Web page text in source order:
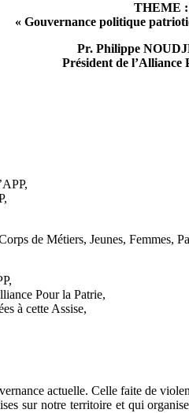
THEME :
« Gouvernance politique
Pr. Philippe
Président de l’Alliance
de Métiers, Jeunes, Femmes,
Pour la Patrie,
à cette Assise,
actuelle. Celle faite de
sur notre territoire et qui